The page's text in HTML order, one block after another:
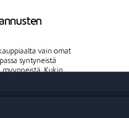
vain omat
syntyneistä
Kukin